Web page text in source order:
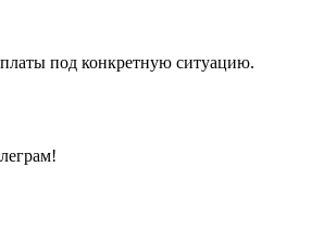
под конкретную ситуацию.